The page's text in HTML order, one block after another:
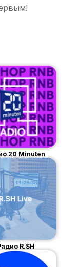
20 Minuten
R.SH